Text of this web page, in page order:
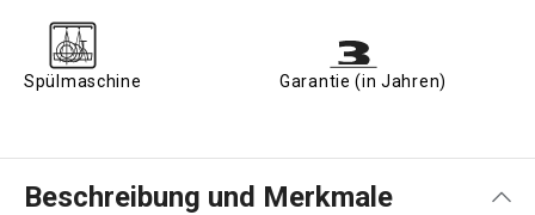
Spülmaschine Garantie (in Jahren)
Beschreibung und Merkmale